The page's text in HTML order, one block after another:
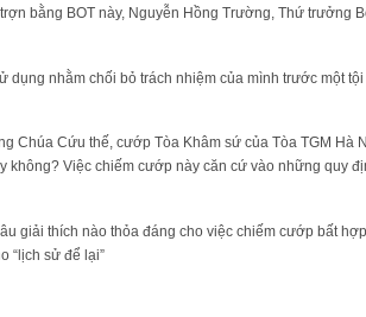
bằng BOT này, Nguyễn Hồng Trường, Thứ trưởng
nhằm chối bỏ trách nhiệm của mình trước một
Chúa Cứu thế, cướp Tòa Khâm sứ của Tòa TGM Hà
không? Việc chiếm cướp này căn cứ vào những quy
giải thích nào thỏa đáng cho việc chiếm cướp bất
“lịch sử để lại”